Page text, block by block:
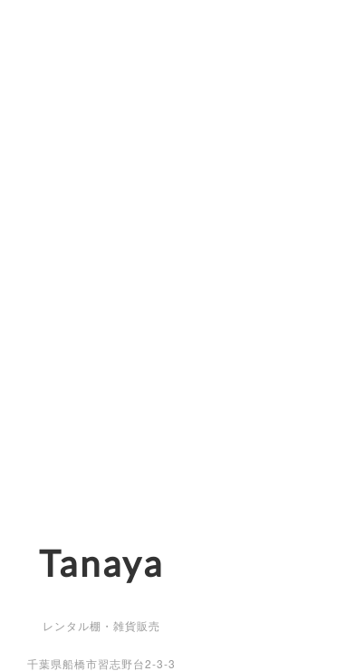
Tanaya
レンタル棚・雑貨販売
千葉県船橋市習志野台2-3-3